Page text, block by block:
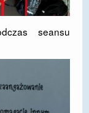
seansu